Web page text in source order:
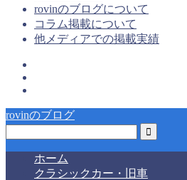
rovinのブログについて
コラム掲載について
他メディアでの掲載実績
rovinのブログ
ホーム
クラシックカー・旧車